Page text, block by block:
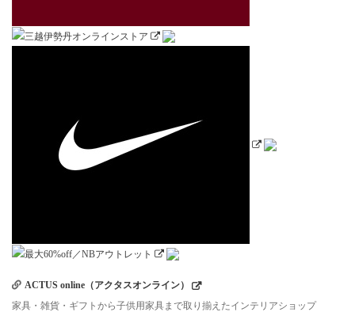
ACTUS online（アクタスオンライン）
家具・雑貨・ギフトから子供用家具まで取り揃えたインテリアショップ